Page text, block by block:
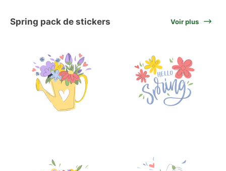
Spring pack de stickers Voir plus